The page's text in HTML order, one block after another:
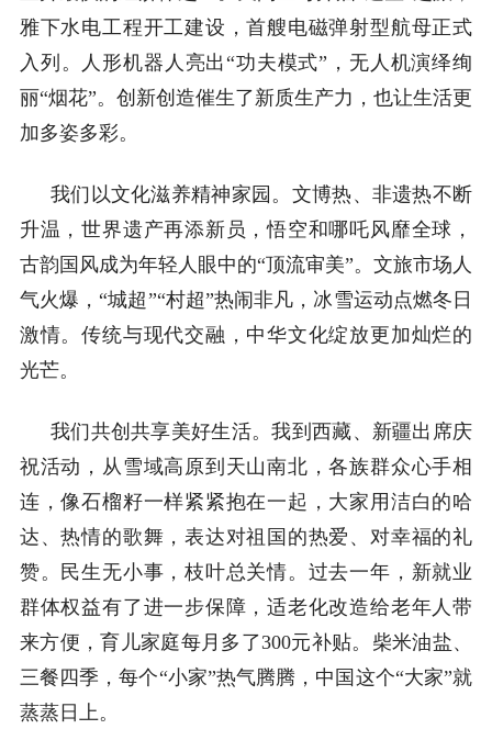
雅下水电工程开工建设，首艘电磁弹射型航母正式
入列。人形机器人亮出“功夫模式”，无人机演绎绚
丽“烟花”。创新创造催生了新质生产力，也让生活更
加多姿多彩。
我们以文化滋养精神家园。文博热、非遗热不断
升温，世界遗产再添新员，悟空和哪吒风靡全球，
古韵国风成为年轻人眼中的“顶流审美”。文旅市场人
气火爆，“城超”“村超”热闹非凡，冰雪运动点燃冬日
激情。传统与现代交融，中华文化绽放更加灿烂的
光芒。
我们共创共享美好生活。我到西藏、新疆出席庆
祝活动，从雪域高原到天山南北，各族群众心手相
连，像石榴籽一样紧紧抱在一起，大家用洁白的哈
达、热情的歌舞，表达对祖国的热爱、对幸福的礼
赞。民生无小事，枝叶总关情。过去一年，新就业
群体权益有了进一步保障，适老化改造给老年人带
来方便，育儿家庭每月多了300元补贴。柴米油盐、
三餐四季，每个“小家”热气腾腾，中国这个“大家”就
蒸蒸日上。